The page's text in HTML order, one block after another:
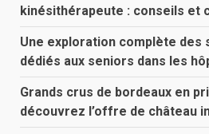
kinésithérapeute : conseils et
Une exploration complète des
dédiés aux seniors dans les
Grands crus de bordeaux en
découvrez l’offre de château